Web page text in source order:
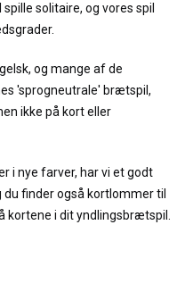
solitaire, og vores spil
og mange af de
'sprogneutrale' brætspil,
ikke på kort eller
i nye farver, har vi et godt
du finder også kortlommer til
i dit yndlingsbrætspil.